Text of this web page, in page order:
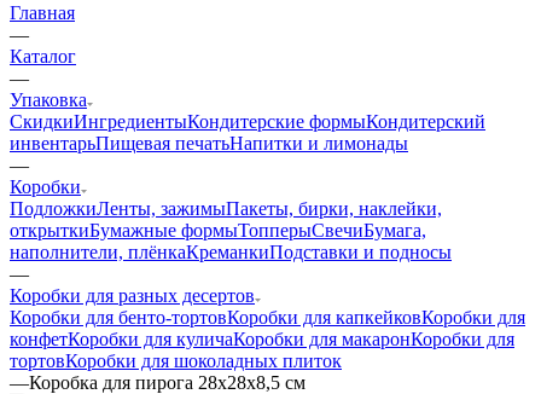
Главная
—
Каталог
—
Упаковка
СкидкиИнгредиентыКондитерские формыКондитерский
инвентарьПищевая печатьНапитки и лимонады
—
Коробки
ПодложкиЛенты, зажимыПакеты, бирки, наклейки,
открыткиБумажные формыТопперыСвечиБумага,
наполнители, плёнкаКреманкиПодставки и подносы
—
Коробки для разных десертов
Коробки для бенто-тортовКоробки для капкейковКоробки для
конфетКоробки для куличаКоробки для макаронКоробки для
тортовКоробки для шоколадных плиток
—Коробка для пирога 28х28х8,5 см